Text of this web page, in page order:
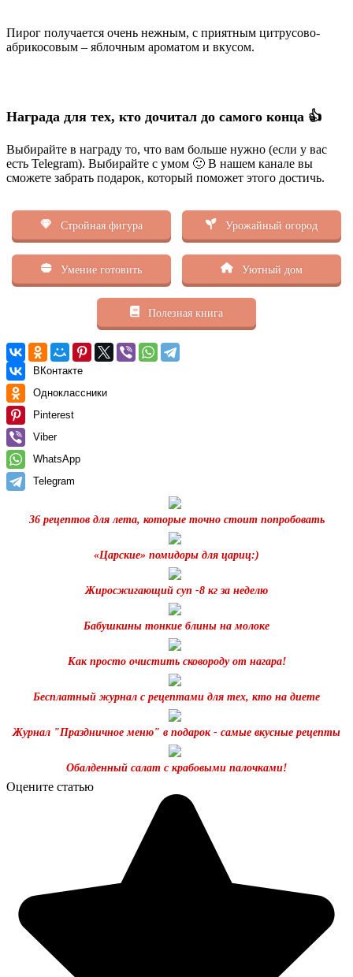
Пирог получается очень нежным, с приятным цитрусово-
абрикосовым – яблочным ароматом и вкусом.
Награда для тех, кто дочитал до самого конца 👍
Выбирайте в награду то, что вам больше нужно (если у вас
есть Telegram). Выбирайте с умом 🙂 В нашем канале вы
сможете забрать подарок, который поможет этого достичь.
Стройная фигура Урожайный огород
Умение готовить Уютный дом
Полезная книга
ВКонтакте
Одноклассники
Pinterest
Viber
WhatsApp
Telegram
36 рецептов для лета, которые точно стоит попробовать
«Царские» помидоры для цариц:)
Жиросжигающий суп -8 кг за неделю
Бабушкины тонкие блины на молоке
Как просто очистить сковороду от нагара!
Бесплатный журнал с рецептами для тех, кто на диете
Журнал "Праздничное меню" в подарок - самые вкусные рецепты
Обалденный салат с крабовыми палочками!
Оцените статью